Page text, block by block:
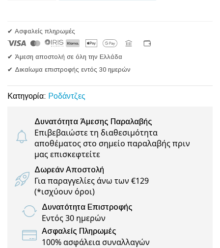
✔ Ασφαλείς πληρωμές
✔ Άμεση αποστολή σε όλη την Ελλάδα
✔ Δικαίωμα επιστροφής εντός 30 ημερών
Κατηγορία: Ροδάντζες
Δυνατότητα Άμεσης Παραλαβής
Επιβεβαιώστε τη διαθεσιμότητα
αποθέματος στο σημείο παραλαβής πριν
μας επισκεφτείτε
Δωρεάν Αποστολή
Για παραγγελίες άνω των €129
(*ισχύουν όροι)
Δυνατότητα Επιστροφής
Εντός 30 ημερών
Ασφαλείς Πληρωμές
100% ασφάλεια συναλλαγών